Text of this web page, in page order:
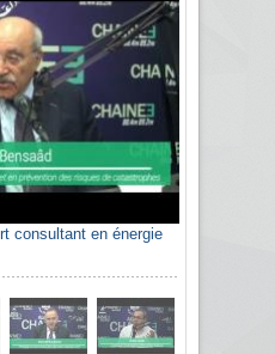
consultant en énergie